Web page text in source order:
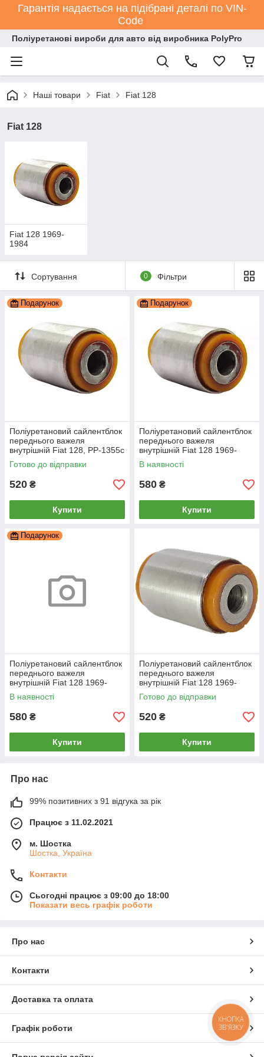
Гарантія надається на підібрані деталі по VIN-
Code
Поліуретанові вироби для авто від виробника PolyPro
Наші товари Fiat Fiat 128
Fiat 128
Fiat 128 1969-
1984
Сортування 0 Фільтри
Подарунок
Поліуретановий сайлентблок
переднього важеля
внутрішній Fiat 128, PP-1355c
Готово до відправки
520 ₴
Купити
Подарунок
Поліуретановий сайлентблок
переднього важеля
внутрішній Fiat 128 1969-
1984, PP-1355
В наявності
580 ₴
Купити
Подарунок
Поліуретановий сайлентблок
переднього важеля
внутрішній Fiat 128 1969-
1984, PP-1416
В наявності
580 ₴
Купити
Поліуретановий сайлентблок
переднього важеля
внутрішній Fiat 128 1969-
1984 PP-1355c
Готово до відправки
520 ₴
Купити
Про нас
99% позитивних з 91 відгука за рік
Працює з 11.02.2021
м. Шостка
Шостка, Україна
Контакти
Сьогодні працює з 09:00 до 18:00
Показати весь графік роботи
Про нас
Контакти
Доставка та оплата
Графік роботи
КНОПКА
ЗВ'ЯЗКУ